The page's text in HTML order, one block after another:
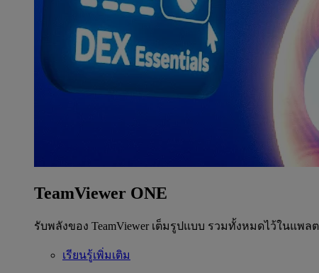
TeamViewer ONE
รับพลังของ TeamViewer เต็มรูปแบบ รวมทั้งหมดไว้ในแพล
เรียนรู้เพิ่มเติม